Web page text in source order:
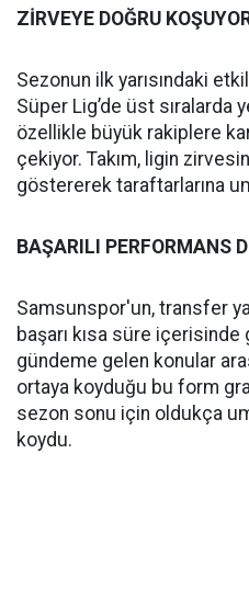
ZİRVEYE DOĞRU
Sezonun ilk yarısındaki
Süper Lig’de üst sıralarda
özellikle büyük rakiplere
çekiyor. Takım, ligin
göstererek taraftarlarına
BAŞARILI PERFORMANS
Samsunspor'un, transfer
başarı kısa süre
gündeme gelen konular
ortaya koyduğu bu form
sezon sonu için oldukça
koydu.